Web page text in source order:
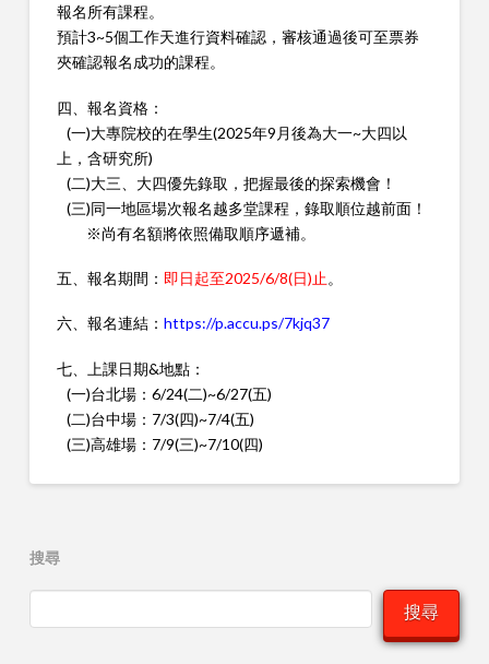
報名所有課程。
預計3~5個工作天進行資料確認，審核通過後可至票券
夾確認報名成功的課程。
四、報名資格：
(一)大專院校的在學生(2025年9月後為大一~大四以
上，含研究所)
(二)大三、大四優先錄取，把握最後的探索機會！
(三)同一地區場次報名越多堂課程，錄取順位越前面！
※尚有名額將依照備取順序遞補。
五、報名期間： 即日起至2025/6/8(日)止 。
六、報名連結： https://p.accu.ps/7kjq37
七、上課日期&地點：
(一)台北場：6/24(二)~6/27(五)
(二)台中場：7/3(四)~7/4(五)
(三)高雄場：7/9(三)~7/10(四)
搜尋
搜尋